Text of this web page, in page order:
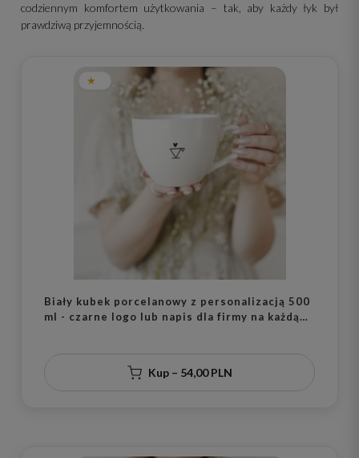
codziennym komfortem użytkowania – tak, aby każdy łyk był
prawdziwą przyjemnością.
Biały kubek porcelanowy z personalizacją 500
ml - czarne logo lub napis dla firmy na każdą
Kup – 54,00 PLN